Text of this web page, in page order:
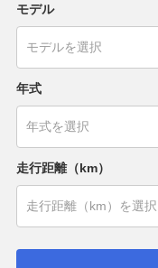
モデル
年式
走行距離（km）